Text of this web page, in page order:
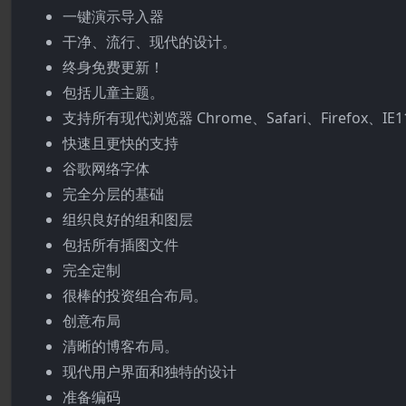
一键演示导入器
干净、流行、现代的设计。
终身免费更新！
包括儿童主题。
支持所有现代浏览器 Chrome、Safari、Firefox、
快速且更快的支持
谷歌网络字体
完全分层的基础
组织良好的组和图层
包括所有插图文件
完全定制
很棒的投资组合布局。
创意布局
清晰的博客布局。
现代用户界面和独特的设计
准备编码